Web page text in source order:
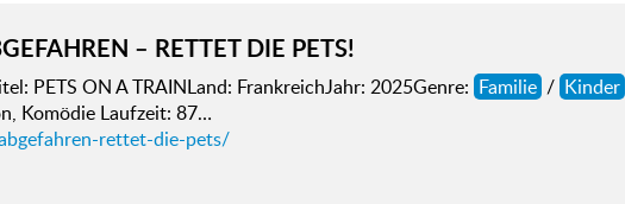
– RETTET DIE PETS!
PETS ON A TRAINLand: FrankreichJahr: 2025Genre: Familie / Kinder
Komödie Laufzeit: 87…
rettet-die-pets/